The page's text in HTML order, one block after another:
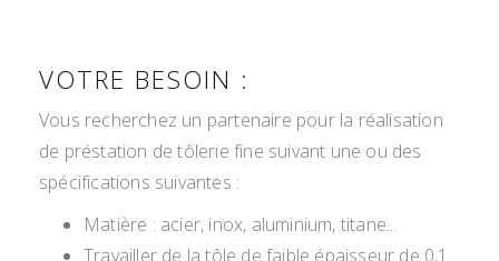
VOTRE BESOIN :
Vous recherchez un partenaire pour la réalisation
de préstation de tôlerie fine suivant une ou des
spécifications suivantes :
Matière : acier, inox, aluminium, titane...
Travailler de la tôle de faible épaisseur de 0,1